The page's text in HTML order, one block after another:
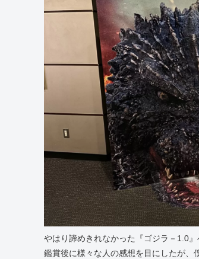
やはり諦めきれなかった『ゴジラ－1.0』
鑑賞後に様々な人の感想を目にしたが、